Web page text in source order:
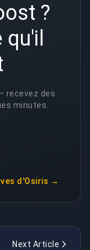
?
qu'il
recevez des
minutes.
d'Osiris →
Next Article